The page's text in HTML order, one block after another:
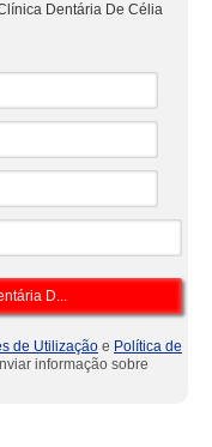
Dentária De Célia
de Utilização e Política de
informação sobre